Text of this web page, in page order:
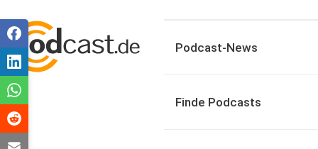
Podcast-News
Finde Podcasts